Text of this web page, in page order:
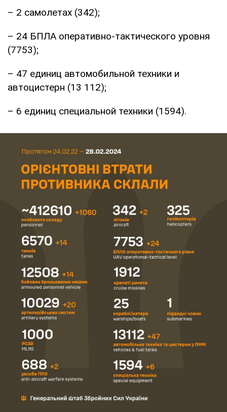
– 2 самолетах (342);
– 24 БПЛА оперативно-тактического уровня
(7753);
– 47 единиц автомобильной техники и
автоцистерн (13 112);
– 6 единиц специальной техники (1594).